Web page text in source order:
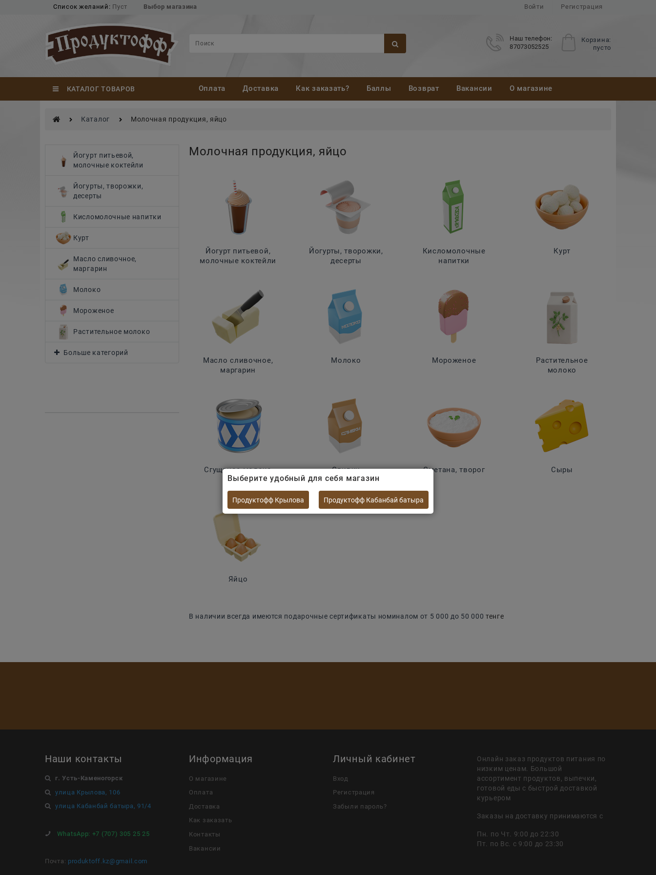
Список желаний: Пуст Выбор магазина Войти Регистрация
Корзина:
пусто
Наш телефон:
87073052525
КАТАЛОГ ТОВАРОВ Оплата Доставка Как заказать? Баллы Возврат Вакансии О магазине
Каталог Молочная продукция, яйцо
Йогурт питьевой,
молочные коктейли
Йогурты, творожки,
десерты
Кисломолочные напитки
Курт
Масло сливочное,
маргарин
Молоко
Мороженое
Растительное молоко
Больше категорий
Молочная продукция, яйцо
Йогурт питьевой,
молочные коктейли
Йогурты, творожки,
десерты
Кисломолочные
напитки
Курт
Масло сливочное,
маргарин
Молоко Мороженое
Растительное
молоко
Сгущеное молоко Сливки Сметана, творог Сыры
Яйцо
В наличии всегда имеются подарочные сертификаты номиналом от 5 000 до 50 000 тенге
Наши контакты
г. Усть-Каменогорск
улица Крылова, 106
улица Кабанбай батыра, 91/4
WhatsApp: +7 (707) 305 25 25
Почта: produktoff.kz@gmail.com
Информация
О магазине
Оплата
Доставка
Как заказать
Контакты
Вакансии
Личный кабинет
Вход
Регистрация
Забыли пароль?
Онлайн заказ продуктов питания по
низким ценам. Большой
ассортимент продуктов, выпечки,
готовой еды с быстрой доставкой
курьером
Заказы на доставку принимаются с
Пн. по Чт. 9:00 до 22:30
Пт. по Вс. с 9:00 до 23:30
Выберите удобный для себя магазин
Продуктофф Крылова Продуктофф Кабанбай батыра